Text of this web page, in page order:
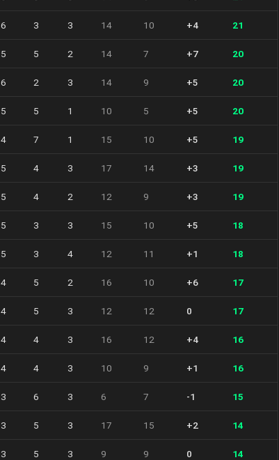
6 3 3 14 10 +4 21
5 5 2 14 7 +7 20
6 2 3 14 9 +5 20
5 5 1 10 5 +5 20
4 7 1 15 10 +5 19
5 4 3 17 14 +3 19
5 4 2 12 9 +3 19
5 3 3 15 10 +5 18
5 3 4 12 11 +1 18
4 5 2 16 10 +6 17
4 5 3 12 12 0 17
4 4 3 16 12 +4 16
4 4 3 10 9 +1 16
3 6 3 6 7 -1 15
3 5 3 17 15 +2 14
3 5 3 9 9 0 14